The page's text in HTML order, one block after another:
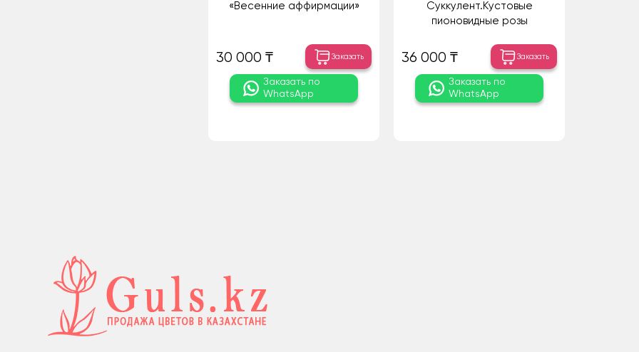
«Весенние аффирмации»
30 000 ₸ Заказать
Заказать по
WhatsApp
Суккулент.Кустовые
пионовидные розы
36 000 ₸ Заказать
Заказать по
WhatsApp